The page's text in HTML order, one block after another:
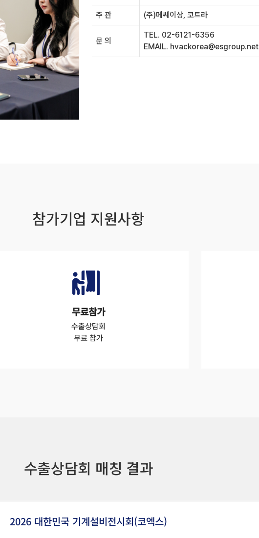
주 관 (주)메쎄이상, 코트라
문 의
TEL. 02-6121-6356
EMAIL. hvackorea@esgroup.net
참가기업 지원사항
무료참가
수출상담회
무료 참가
수출상담회 매칭 결과
2026 대한민국 기계설비전시회(코엑스)